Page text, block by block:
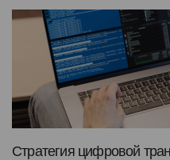
Стратегия цифровой